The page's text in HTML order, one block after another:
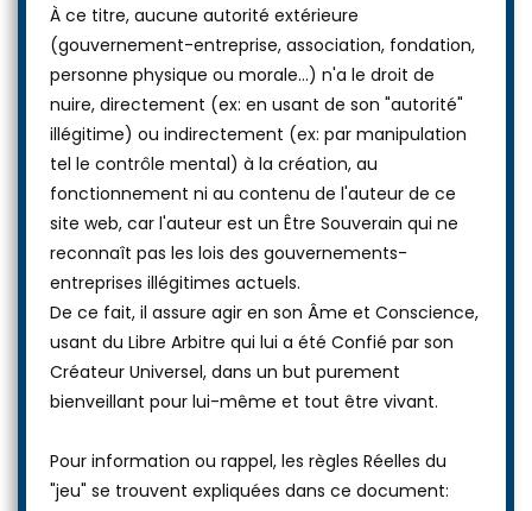
À ce titre, aucune autorité extérieure
(gouvernement-entreprise, association, fondation,
personne physique ou morale...) n'a le droit de
nuire, directement (ex: en usant de son "autorité"
illégitime) ou indirectement (ex: par manipulation
tel le contrôle mental) à la création, au
fonctionnement ni au contenu de l'auteur de ce
site web, car l'auteur est un Être Souverain qui ne
reconnaît pas les lois des gouvernements-
entreprises illégitimes actuels.
De ce fait, il assure agir en son Âme et Conscience,
usant du Libre Arbitre qui lui a été Confié par son
Créateur Universel, dans un but purement
bienveillant pour lui-même et tout être vivant.
Pour information ou rappel, les règles Réelles du
"jeu" se trouvent expliquées dans ce document: